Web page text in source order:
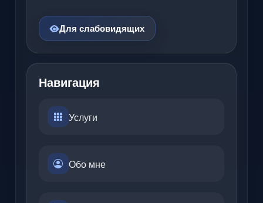
Для слабовидящих
Навигация
Услуги
Обо мне